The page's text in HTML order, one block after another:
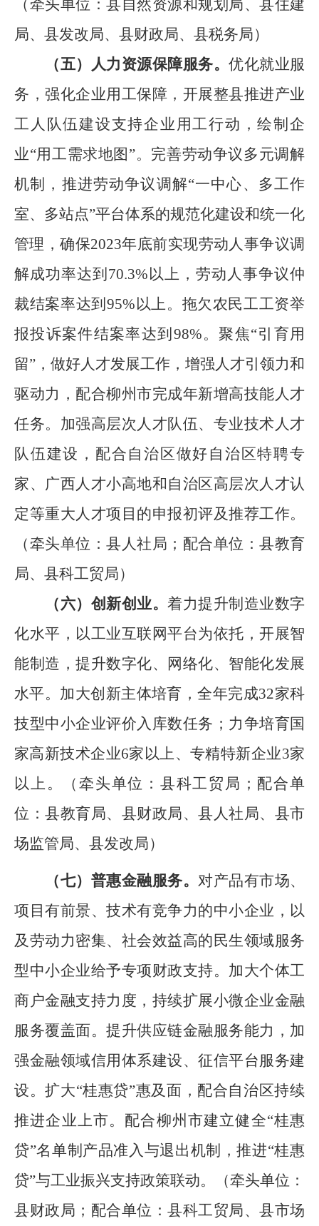
（ 牵头单位：县自然资源和规划局、 县住建
局、 县发改局、 县财政局、县税务局）
（五） 人力资源保障服务。 优化就业服
务 ，强化企业用工保障，开展整县推进产业
工人队伍建设支持企业用工行动，绘制企
业“用工需求地图 ”。完善劳动争议多元调解
机制，推进劳动争议调解“一中心、多工作
室、多站点”平台体系的规范化建设和统一化
管理 ，确保2023年底前实现劳动人事争议调
解成功率达到 70.3% 以上 ，劳动人事争议仲
裁结案率达到 95% 以上。 拖欠农民工工资举
报投诉案件结案率达到 98%。 聚焦“引育用
留” ，做好人才发展工作，增强人才引领力和
驱动力 ，配合柳州市完成年新增高技能人才
任务。 加强高层次人才队伍、专业技术人才
队伍建设， 配合自治区 做好自治区特聘专
家、广西人才小高地和自治区高层次人才认
定等重大人才项目的申报初评及推荐工作。
（牵头单位：县人社局 ； 配合单位：县教育
局、 县科工贸局）
（六） 创新创业。 着力提升制造业数字
化水平 ， 以工业互联网平台为依托，开展智
能制造，提升数字化、网络化、智能化发展
水平。 加大创新主体培育，全年完成32家科
技型中小企业评价入库数任务；力争培育国
家高新技术企业6家以上、专精特新企业3家
以上。
（牵头单位：县科工贸局 ； 配合单
位：县教育局、 县财政局、 县 人社局、 县市
场监管局、 县发改局）
（七） 普惠金融服务。 对产品有市场、
项目有前景、技术有竞争力的中小企业，以
及劳动力密集、社会效益高的民生领域服务
型中小企业给予专项财政支持。加大个体工
商户金融支持力度，持续扩展小微企业金融
服务覆盖面。提升供应链金融服务能力，加
强金融领域信用体系建设、征信平台服务建
设。扩大“桂惠贷”惠及面， 配合自治区持续
推进企业上市。配合柳州市建立健全“桂惠
贷”名单制产品准入与退出机制，推进“桂惠
贷”与工业振兴支持政策联动。 （牵头单位：
县财政局 ； 配合单位：县科工贸局、 县市场